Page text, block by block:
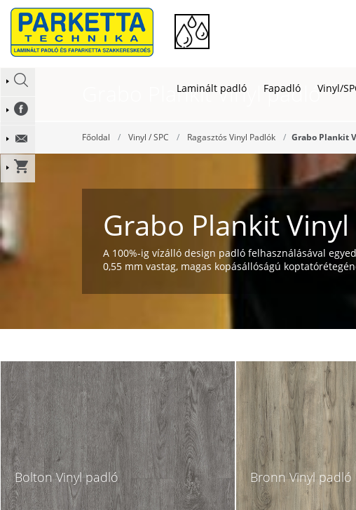
Laminált padló Fapadló Vinyl/
Grabo Plankit Vinyl padló
Főoldal Vinyl / SPC Ragasztós Vinyl Padlók Grabo Plankit
Grabo Plankit
A 100%-ig vízálló design padló felhasználásával
0,55 mm vastag, magas kopásállóságú
Bolton Vinyl padló Bronn Vinyl padló